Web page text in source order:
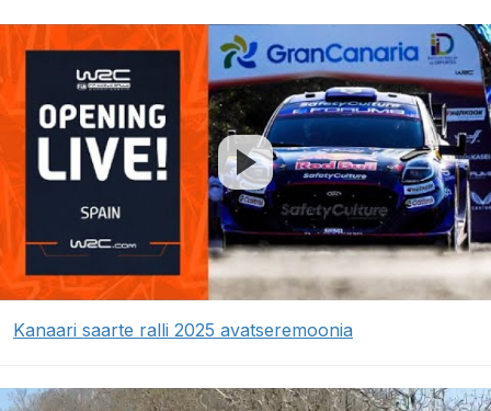
Kanaari saarte ralli 2025 avatseremoonia